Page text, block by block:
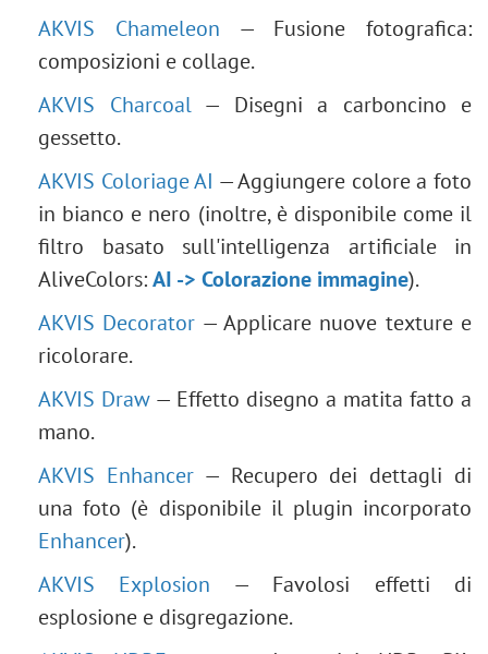
AKVIS Chameleon — Fusione fotografica:
composizioni e collage.
AKVIS Charcoal— Disegni a carboncino e
gessetto.
AKVIS Coloriage AI — Aggiungere colore a foto
in bianco e nero (inoltre, è disponibile come il
filtro basato sull'intelligenza artificiale in
AliveColors:AI -> Colorazione immagine).
AKVIS Decorator — Applicare nuove texture e
ricolorare.
AKVIS Draw — Effetto disegno a matita fatto a
mano.
AKVIS Enhancer— Recupero dei dettagli di
una foto (è disponibile il plugin incorporato
Enhancer).
AKVIS Explosion — Favolosi effetti di
esplosione e disgregazione.